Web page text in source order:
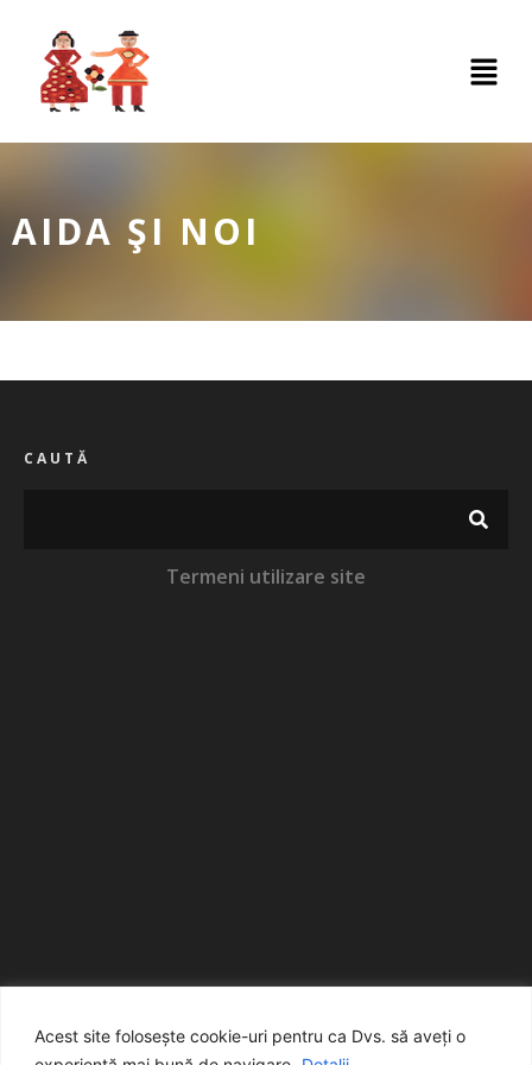
Acest site folosește cookie-uri pentru ca Dvs. să aveți o
AIDA ŞI NOI
CAUTĂ
Termeni utilizare site